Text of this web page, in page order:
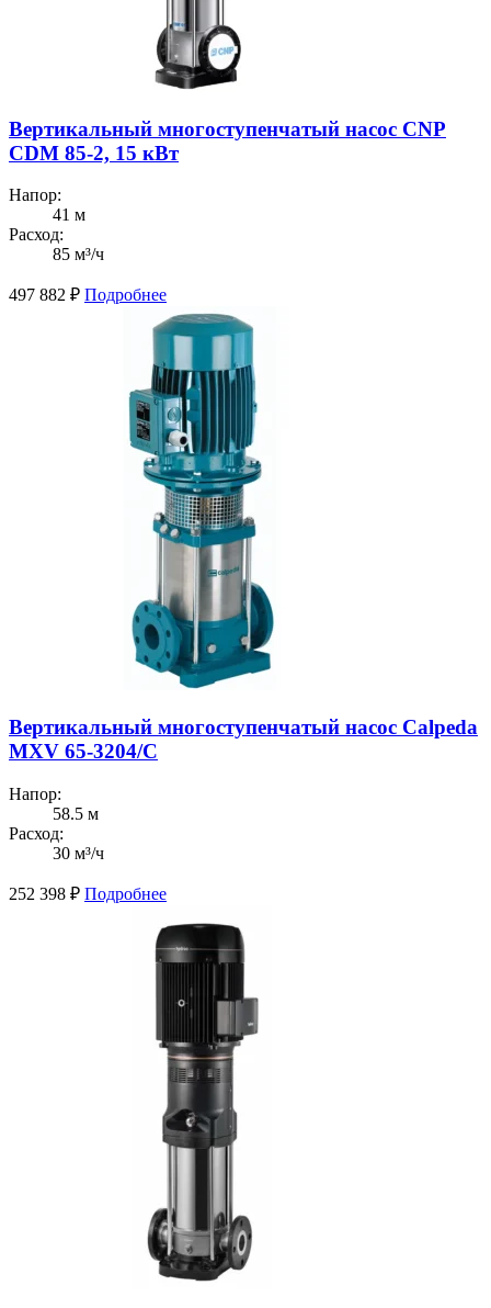
Вертикальный многоступенчатый насос CNP
CDM 85-2, 15 кВт
Напор:
41 м
Расход:
85 м³/ч
497 882 ₽ Подробнее
Вертикальный многоступенчатый насос Calpeda
MXV 65-3204/C
Напор:
58.5 м
Расход:
30 м³/ч
252 398 ₽ Подробнее